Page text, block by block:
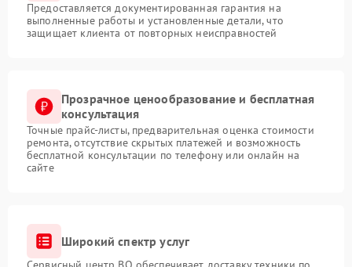
Предоставляется документированная гарантия на
выполненные работы и установленные детали, что
защищает клиента от повторных неисправностей
Прозрачное ценообразование и бесплатная
консультация
Точные прайс-листы, предварительная оценка стоимости
ремонта, отсутствие скрытых платежей и возможность
бесплатной консультации по телефону или онлайн на
сайте
Широкий спектр услуг